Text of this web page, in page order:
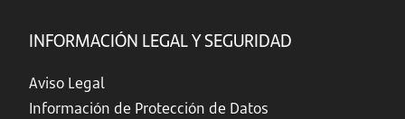
INFORMACIÓN LEGAL Y SEGURIDAD
Aviso Legal
Información de Protección de Datos